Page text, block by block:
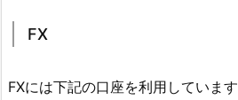
FX
FXには下記の口座を利用していま